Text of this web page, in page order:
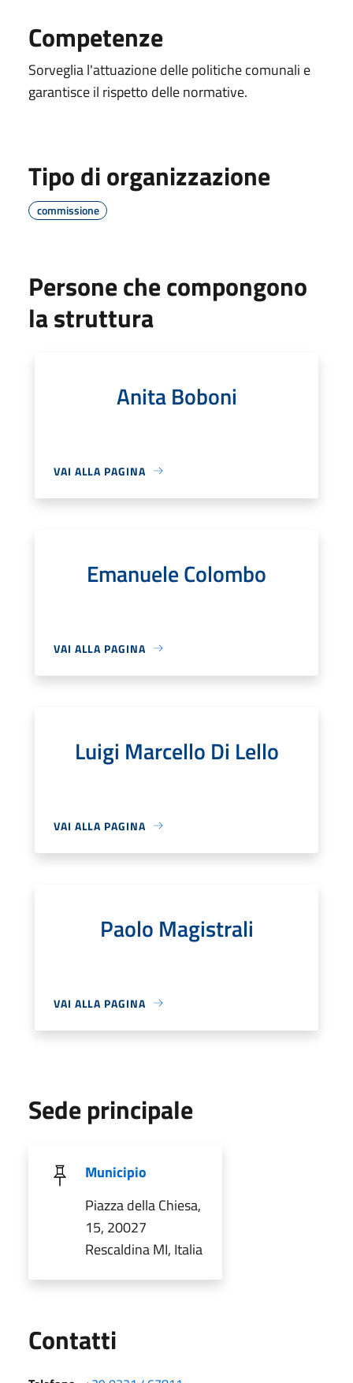
Competenze
Sorveglia l'attuazione delle politiche comunali e
garantisce il rispetto delle normative.
Tipo di organizzazione
commissione
Persone che compongono
la struttura
Anita Boboni
VAI ALLA PAGINA
Emanuele Colombo
VAI ALLA PAGINA
Luigi Marcello Di Lello
VAI ALLA PAGINA
Paolo Magistrali
VAI ALLA PAGINA
Sede principale
Municipio
Piazza della Chiesa,
15, 20027
Rescaldina MI, Italia
Contatti